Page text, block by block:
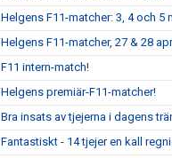
Helgens F11-matcher: 3, 4 och 5
Helgens F11-matcher, 27 & 28
F11 intern-match!
Helgens premiär-F11-matcher!
Bra insats av tjejerna i dagens
Fantastiskt - 14 tjejer en kall